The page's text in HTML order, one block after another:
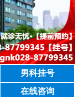
男科挂号
在线咨询